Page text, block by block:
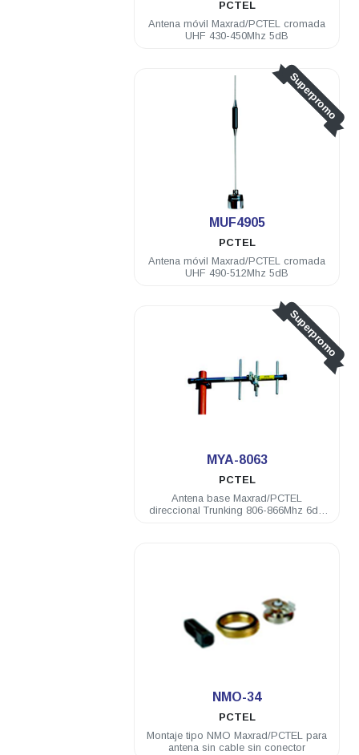
PCTEL
Antena móvil Maxrad/PCTEL cromada
UHF 430-450Mhz 5dB
Superpromo
MUF4905
PCTEL
Antena móvil Maxrad/PCTEL cromada
UHF 490-512Mhz 5dB
Superpromo
MYA-8063
PCTEL
Antena base Maxrad/PCTEL
direccional Trunking 806-866Mhz 6dB
NMO-34
PCTEL
Montaje tipo NMO Maxrad/PCTEL para
antena sin cable sin conector